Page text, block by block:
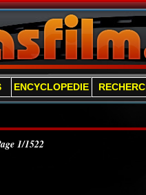
ENCYCLOPEDIE
1/1522